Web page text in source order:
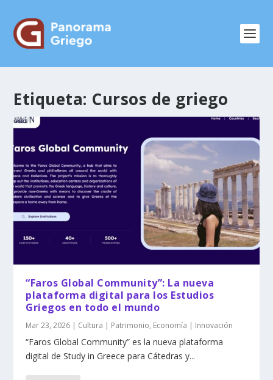
Etiqueta: Cursos de griego
“Faros Global Community”: La nueva
plataforma digital para los Estudios
Griegos en todo el mundo
Mar 23, 2026 | Cultura | Patrimonio, Economía | Innovación
“Faros Global Community” es la nueva plataforma
digital de Study in Greece para Cátedras y...